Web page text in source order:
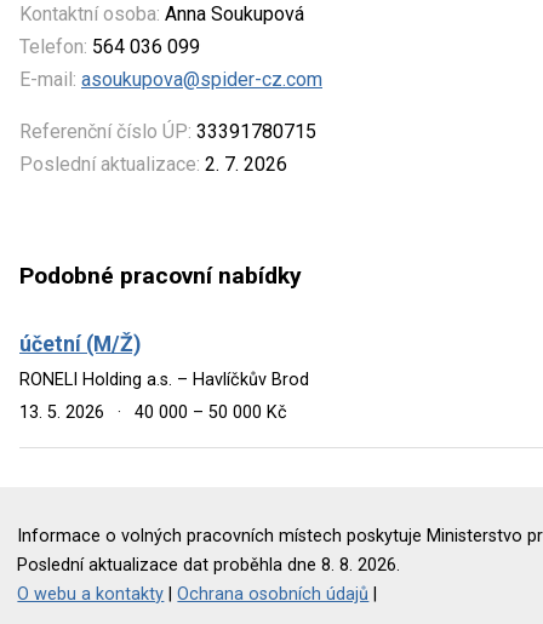
Kontaktní osoba: Anna Soukupová
Telefon: 564 036 099
E-mail: asoukupova@spider-cz.com
Referenční číslo ÚP: 33391780715
Poslední aktualizace: 2. 7. 2026
Podobné pracovní nabídky
účetní (M/Ž)
RONELI Holding a.s. – Havlíčkův Brod
13. 5. 2026
· 40 000 – 50 000 Kč
Informace o volných pracovních místech poskytuje Ministerstvo
Poslední aktualizace dat proběhla dne 8. 8. 2026.
O webu a kontakty |Ochrana osobních údajů